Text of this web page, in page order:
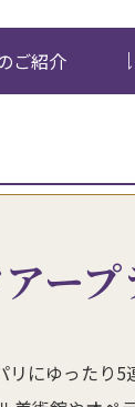
ご紹介
ー
にゆったり